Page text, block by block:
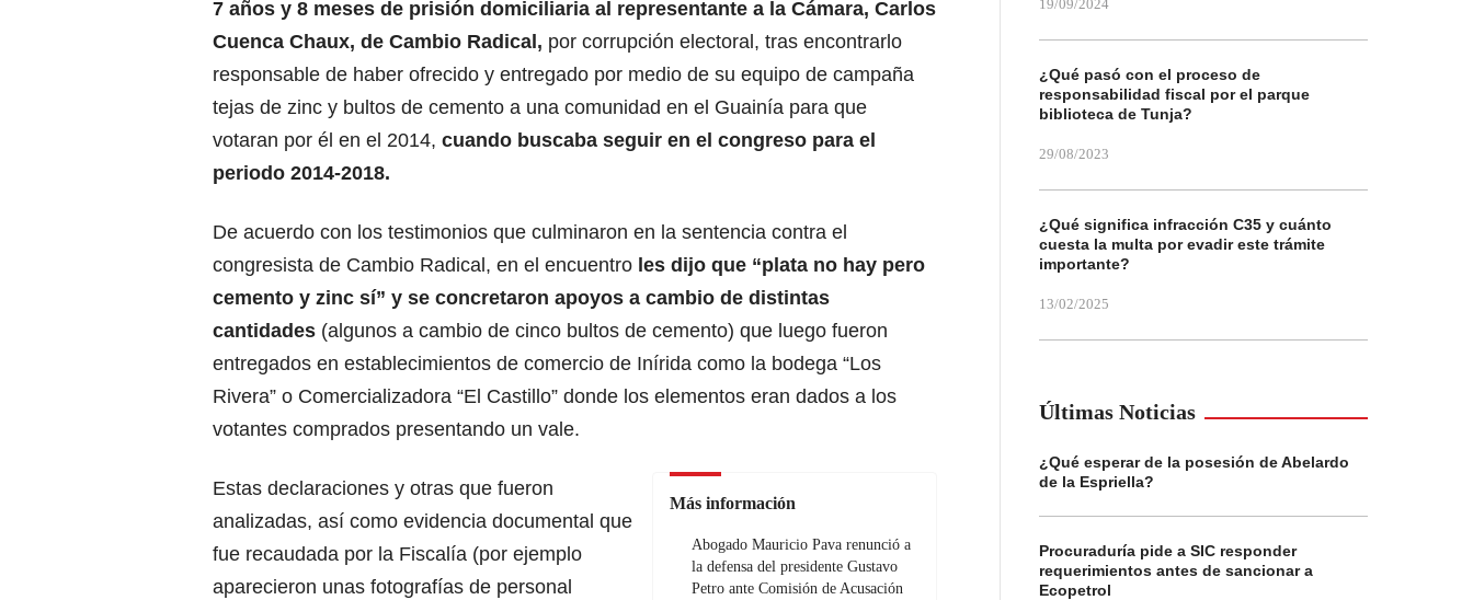
7 años y 8 meses de prisión domiciliaria al representante a la Cámara, Carlos
Cuenca Chaux, de Cambio Radical, por corrupción electoral, tras encontrarlo
responsable de haber ofrecido y entregado por medio de su equipo de campaña
tejas de zinc y bultos de cemento a una comunidad en el Guainía para que
votaran por él en el 2014, cuando buscaba seguir en el congreso para el
periodo 2014-2018.
De acuerdo con los testimonios que culminaron en la sentencia contra el
congresista de Cambio Radical, en el encuentro les dijo que “plata no hay pero
cemento y zinc sí” y se concretaron apoyos a cambio de distintas
cantidades (algunos a cambio de cinco bultos de cemento) que luego fueron
entregados en establecimientos de comercio de Inírida como la bodega “Los
Rivera” o Comercializadora “El Castillo” donde los elementos eran dados a los
votantes comprados presentando un vale.
Más información
Abogado Mauricio Pava renunció a
la defensa del presidente Gustavo
Petro ante Comisión de Acusación
Estas declaraciones y otras que fueron
analizadas, así como evidencia documental que
fue recaudada por la Fiscalía (por ejemplo
aparecieron unas fotografías de personal
19/09/2024
¿Qué pasó con el proceso de
responsabilidad fiscal por el parque
biblioteca de Tunja?
29/08/2023
¿Qué significa infracción C35 y cuánto
cuesta la multa por evadir este trámite
importante?
13/02/2025
Últimas Noticias
¿Qué esperar de la posesión de Abelardo
de la Espriella?
Procuraduría pide a SIC responder
requerimientos antes de sancionar a
Ecopetrol